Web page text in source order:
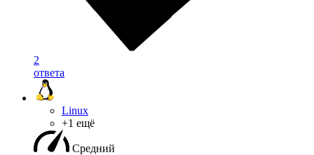
2
ответа
Linux
+1 ещё
Средний